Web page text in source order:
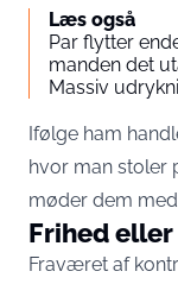
Læs også
Par flytter
manden det
Massiv
Ifølge ham
hvor man stoler
møder dem
Frihed
Fraværet af